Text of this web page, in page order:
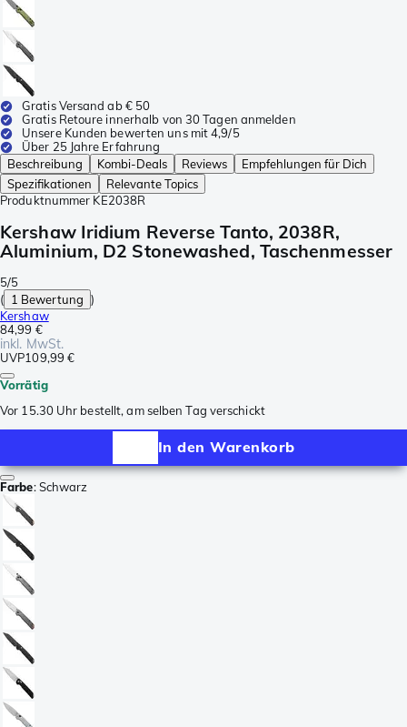
Gratis Versand ab € 50
Gratis Retoure innerhalb von 30 Tagen anmelden
Unsere Kunden bewerten uns mit 4,9/5
Über 25 Jahre Erfahrung
Beschreibung
Kombi-Deals Reviews
Empfehlungen für Dich
Spezifikationen
Relevante Topics
Produktnummer KE2038R
Kershaw Iridium Reverse Tanto, 2038R,
Aluminium, D2 Stonewashed, Taschenmesser
5/5
( 1 Bewertung )
Kershaw
84,99 €
inkl. MwSt.
UVP109,99 €
Vorrätig
Vor 15.30 Uhr bestellt, am selben Tag verschickt
In den Warenkorb
Farbe:Schwarz